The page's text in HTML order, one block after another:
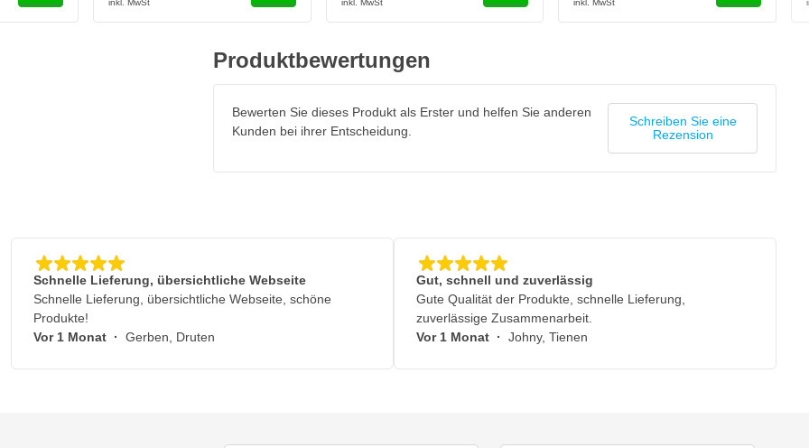
Produktbewertungen
Bewerten Sie dieses Produkt als Erster und helfen Sie anderen
Kunden bei ihrer Entscheidung.
Schreiben Sie eine
Rezension
Schnelle Lieferung, übersichtliche Webseite
Schnelle Lieferung, übersichtliche Webseite, schöne
Produkte!
Vor 1 Monat · Gerben, Druten
Gut, schnell und zuverlässig
Gute Qualität der Produkte, schnelle Lieferung,
zuverlässige Zusammenarbeit.
Vor 1 Monat · Johny, Tienen